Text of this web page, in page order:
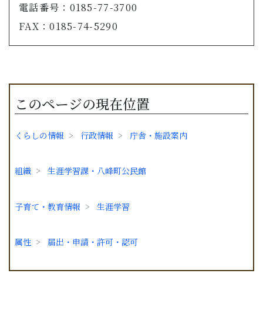
電話番号：0185-77-3700
FAX：0185-74-5290
このページの現在位置
くらしの情報 行政情報 庁舎・施設案内
組織 生涯学習課・八峰町公民館
子育て・教育情報 生涯学習
属性 届出・申請・許可・認可